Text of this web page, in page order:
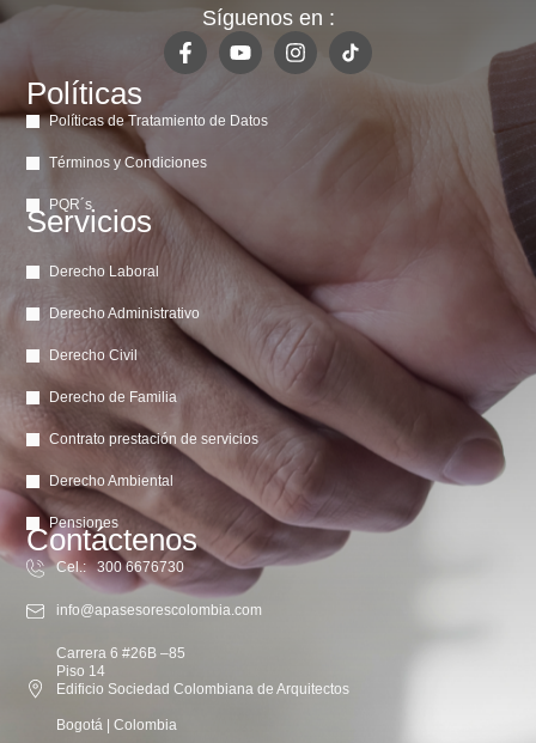
Síguenos en :
Políticas
Políticas de Tratamiento de Datos
Términos y Condiciones
PQR´s
Servicios
Derecho Laboral
Derecho Administrativo
Derecho Civil
Derecho de Familia
Contrato prestación de servicios
Derecho Ambiental
Pensiones
Contáctenos
Cel.: 300 6676730
info@apasesorescolombia.com
Carrera 6 #26B –85
Piso 14
Edificio Sociedad Colombiana de Arquitectos
Bogotá | Colombia